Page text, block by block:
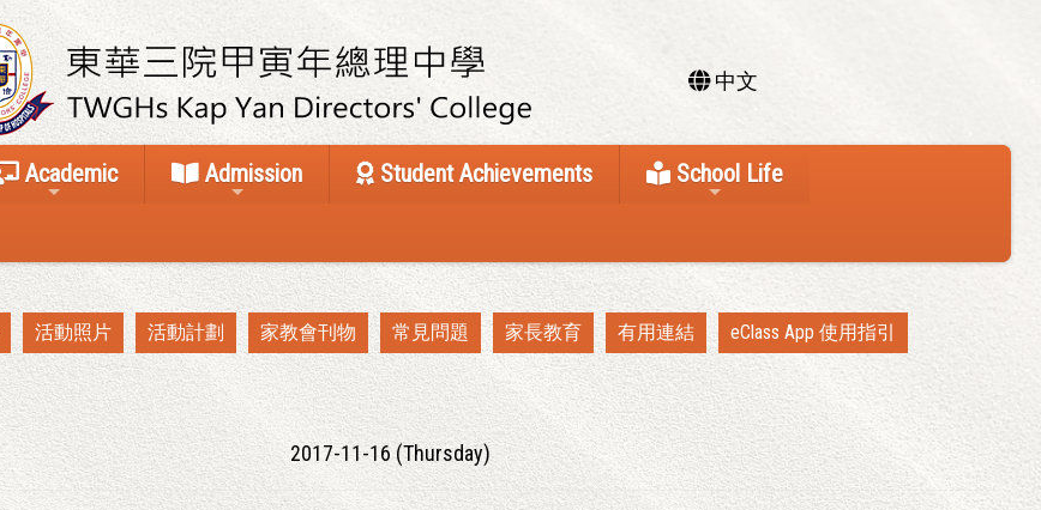
中文
Academic Admission Student Achievements School Life
活動照片 活動計劃 家教會刊物 常見問題 家長教育 有用連結 eClass App 使用指引
2017-11-16 (Thursday)